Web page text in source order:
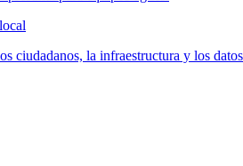
ciudadanos, la infraestructura y los